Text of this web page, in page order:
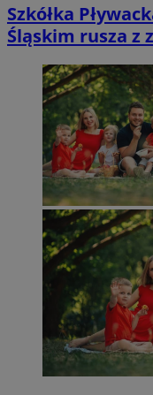
Szkółka
Śląskim rusza z